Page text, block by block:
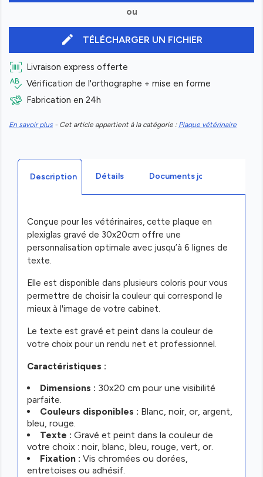
ou
edit TÉLÉCHARGER UN FICHIER
Livraison express offerte
Vérification de l'orthographe + mise en forme
Fabrication en 24h
En savoir plus - Cet article appartient à la catégorie : Plaque vétérinaire
Description Détails Documents joints
Conçue pour les vétérinaires, cette plaque en
plexiglas gravé de 30x20cm offre une
personnalisation optimale avec jusqu’à 6 lignes de
texte.
Elle est disponible dans plusieurs coloris pour vous
permettre de choisir la couleur qui correspond le
mieux à l'image de votre cabinet.
Le texte est gravé et peint dans la couleur de
votre choix pour un rendu net et professionnel.
Caractéristiques :
Dimensions : 30x20 cm pour une visibilité
parfaite.
Couleurs disponibles : Blanc, noir, or, argent,
bleu, rouge.
Texte : Gravé et peint dans la couleur de
votre choix : noir, blanc, bleu, rouge, vert, or.
Fixation : Vis chromées ou dorées,
entretoises ou adhésif.